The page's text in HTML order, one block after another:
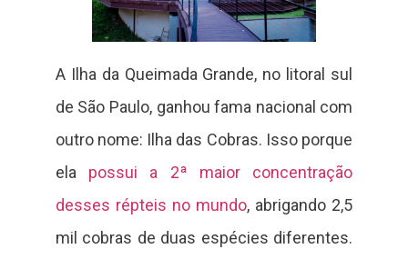
A Ilha da Queimada Grande, no litoral sul
de São Paulo, ganhou fama nacional com
outro nome: Ilha das Cobras. Isso porque
ela possui a 2ª maior concentração
desses répteis no mundo, abrigando 2,5
mil cobras de duas espécies diferentes.